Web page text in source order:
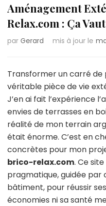
Aménagement
Relax.com : Ça
par Gerard mis à jour le
Transformer un carré de
véritable pièce de vie
J’en ai fait l’expérience
envies de terrasses en
réalité de mon terrain
était énorme. C’est en
concrètes pour mon
brico-relax.com. Ce
pragmatique, guidée par
bâtiment, pour réussir
économies ni sa santé